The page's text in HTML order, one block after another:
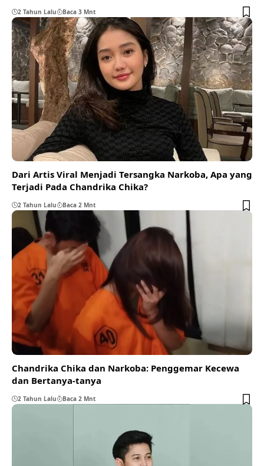
2 Tahun Lalu Baca 3 Mnt
Dari Artis Viral Menjadi Tersangka Narkoba, Apa yang
Terjadi Pada Chandrika Chika?
2 Tahun Lalu Baca 2 Mnt
Chandrika Chika dan Narkoba: Penggemar Kecewa
dan Bertanya-tanya
2 Tahun Lalu Baca 2 Mnt